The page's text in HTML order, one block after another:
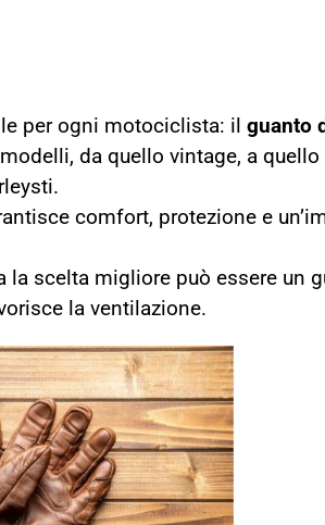
per ogni motociclista: il guanto
da quello vintage, a
comfort, protezione e
la scelta migliore può essere un
la ventilazione.